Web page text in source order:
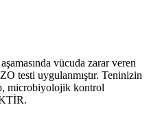
vücuda zarar veren
testi uygulanmıştır. Teninizin
microbiyolojik kontrol